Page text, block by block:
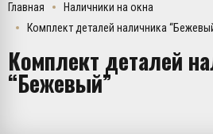
Главная
Наличники на окна
Комплект деталей наличника
Комплект деталей
“Бежевый”